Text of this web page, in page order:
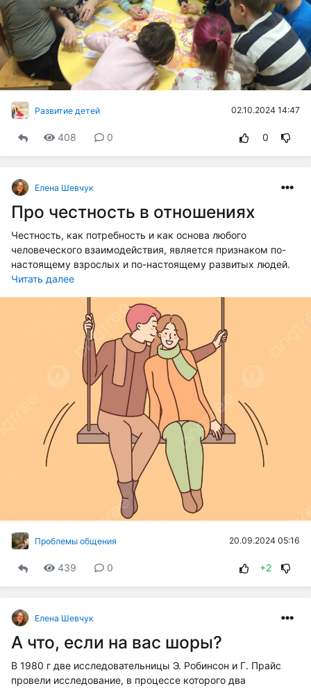
Развитие детей 02.10.2024 14:47
408 0 0
Елена Шевчук
Про честность в отношениях
Честность, как потребность и как основа любого
человеческого взаимодействия, является признаком по-
настоящему взрослых и по-настоящему развитых людей.
Читать далее
Проблемы общения 20.09.2024 05:16
439 0 +2
Елена Шевчук
А что, если на вас шоры?
В 1980 г две исследовательницы Э. Робинсон и Г. Прайс
провели исследование, в процессе которого два